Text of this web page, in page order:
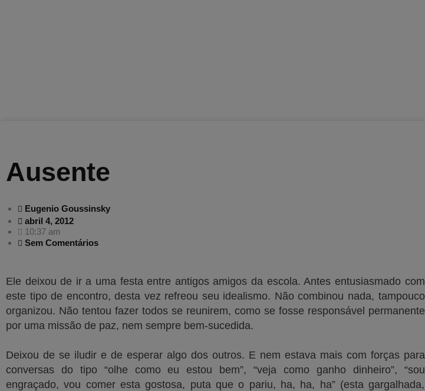
Ausente
Eugenio Goussinsky
abril 4, 2012
10:37 am
Sem Comentários
Ele deixou de ir a uma festa entre antigos amigos da escola. Antes entusiasmado com
este tipo de encontro, desta vez refreou seu idealismo. Não combinou nada, tampouco
organizou. Não tentou fazer todos se reunirem, como se fosse responsável permanente
por uma missão de paz, nem sempre bem-sucedida.
Deixou de se iludir e de esperar algo dos outros. E nem estava mais com forças para
conversas do tipo “olhe como eu estou bem”, “veja como ganho dinheiro”, “sou
engraçado, vou comer esta gostosa, puta que o pariu, ha, ha, ha” (esta gargalhada,